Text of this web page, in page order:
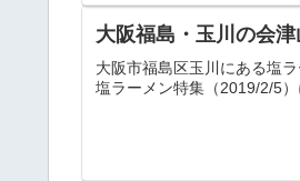
大阪福島・玉川の会
大阪市福島区玉川にある塩
塩ラーメン特集（2019/2/5）